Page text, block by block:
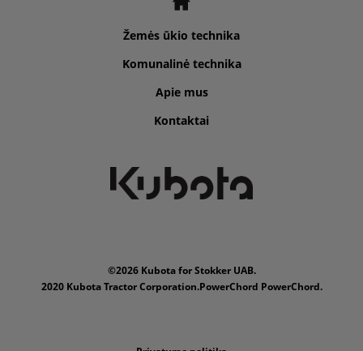
Žemės ūkio technika
Komunalinė technika
Apie mus
Kontaktai
©2026 Kubota for Stokker UAB.
2020 Kubota Tractor Corporation.PowerChord PowerChord.